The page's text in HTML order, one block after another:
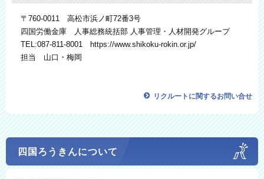
〒760-0011 高松市浜ノ町72番3号
四国労働金庫 人事総務統括部 人事管理・人材開発グループ
TEL:087-811-8001 https://www.shikoku-rokin.or.jp/
担当 山口・梅岡
リクルートに関するお問い合せ
四国ろうきんについて